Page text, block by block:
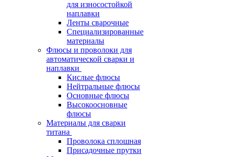
для износостойкой
наплавки
Ленты сварочные
Специализированные
материалы
Флюсы и проволоки для
автоматической сварки и
наплавки
Кислые флюсы
Нейтральные флюсы
Основные флюсы
Высокоосновные
флюсы
Материалы для сварки
титана
Проволока сплошная
Присадочные прутки